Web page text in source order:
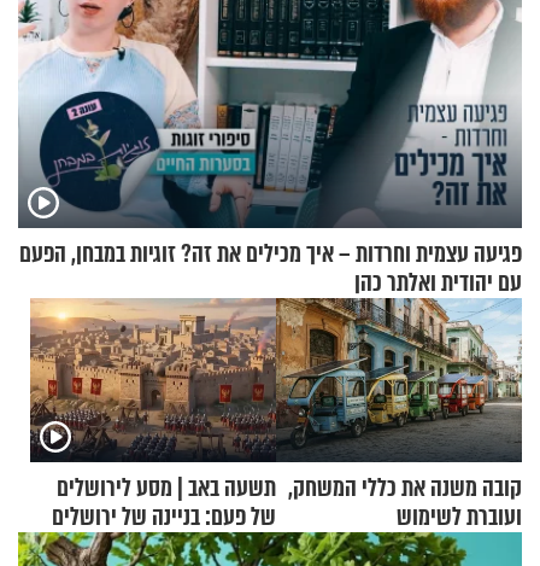
פגיעה עצמית וחרדות – איך מכילים את זה? זוגיות במבחן, הפעם
עם יהודית ואלתר כהן
קובה משנה את כללי המשחק,
ועוברת לשימוש
בתלת־אופנועים סולאריים
תשעה באב | מסע לירושלים
של פעם: בניינה של ירושלים